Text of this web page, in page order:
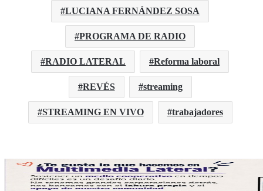
LUCIANA FERNÁNDEZ SOSA
PROGRAMA DE RADIO
RADIO LATERAL Reforma laboral
REVÉS streaming
STREAMING EN VIVO trabajadores